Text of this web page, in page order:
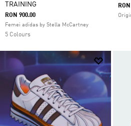
TRAINING
RON 900.00
Femei adidas by Stella McCartney
5 Colours